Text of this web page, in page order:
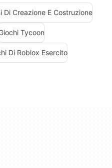
Di Creazione E Costruzione
Tycoon
Di Roblox Esercito